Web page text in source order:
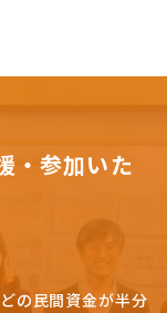
・参加いた
の民間資金が半分